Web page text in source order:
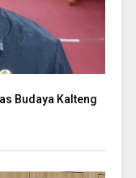
Budaya Kalteng